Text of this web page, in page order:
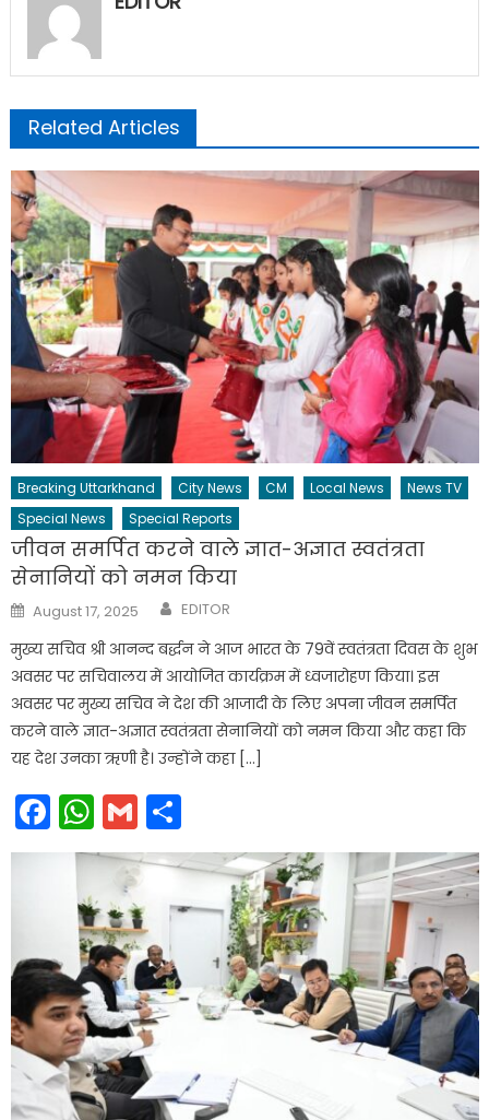
Related Articles
Breaking Uttarkhand City News CM Local News
News TV
Special News
Special Reports
जीवन समर्पित करने वाले ज्ञात-अज्ञात स्वतंत्रता
सेनानियों को नमन किया
Posted
on
August 17, 2025 Author
EDITOR
मुख्य सचिव श्री आनन्द बर्द्धन ने आज भारत के 79वें स्वतंत्रता दिवस के शुभ
अवसर पर सचिवालय में आयोजित कार्यक्रम में ध्वजारोहण किया। इस
अवसर पर मुख्य सचिव ने देश की आजादी के लिए अपना जीवन समर्पित
करने वाले ज्ञात-अज्ञात स्वतंत्रता सेनानियों को नमन किया और कहा कि
यह देश उनका ऋणी है। उन्होंने कहा […]
Facebook
WhatsApp
Gmail